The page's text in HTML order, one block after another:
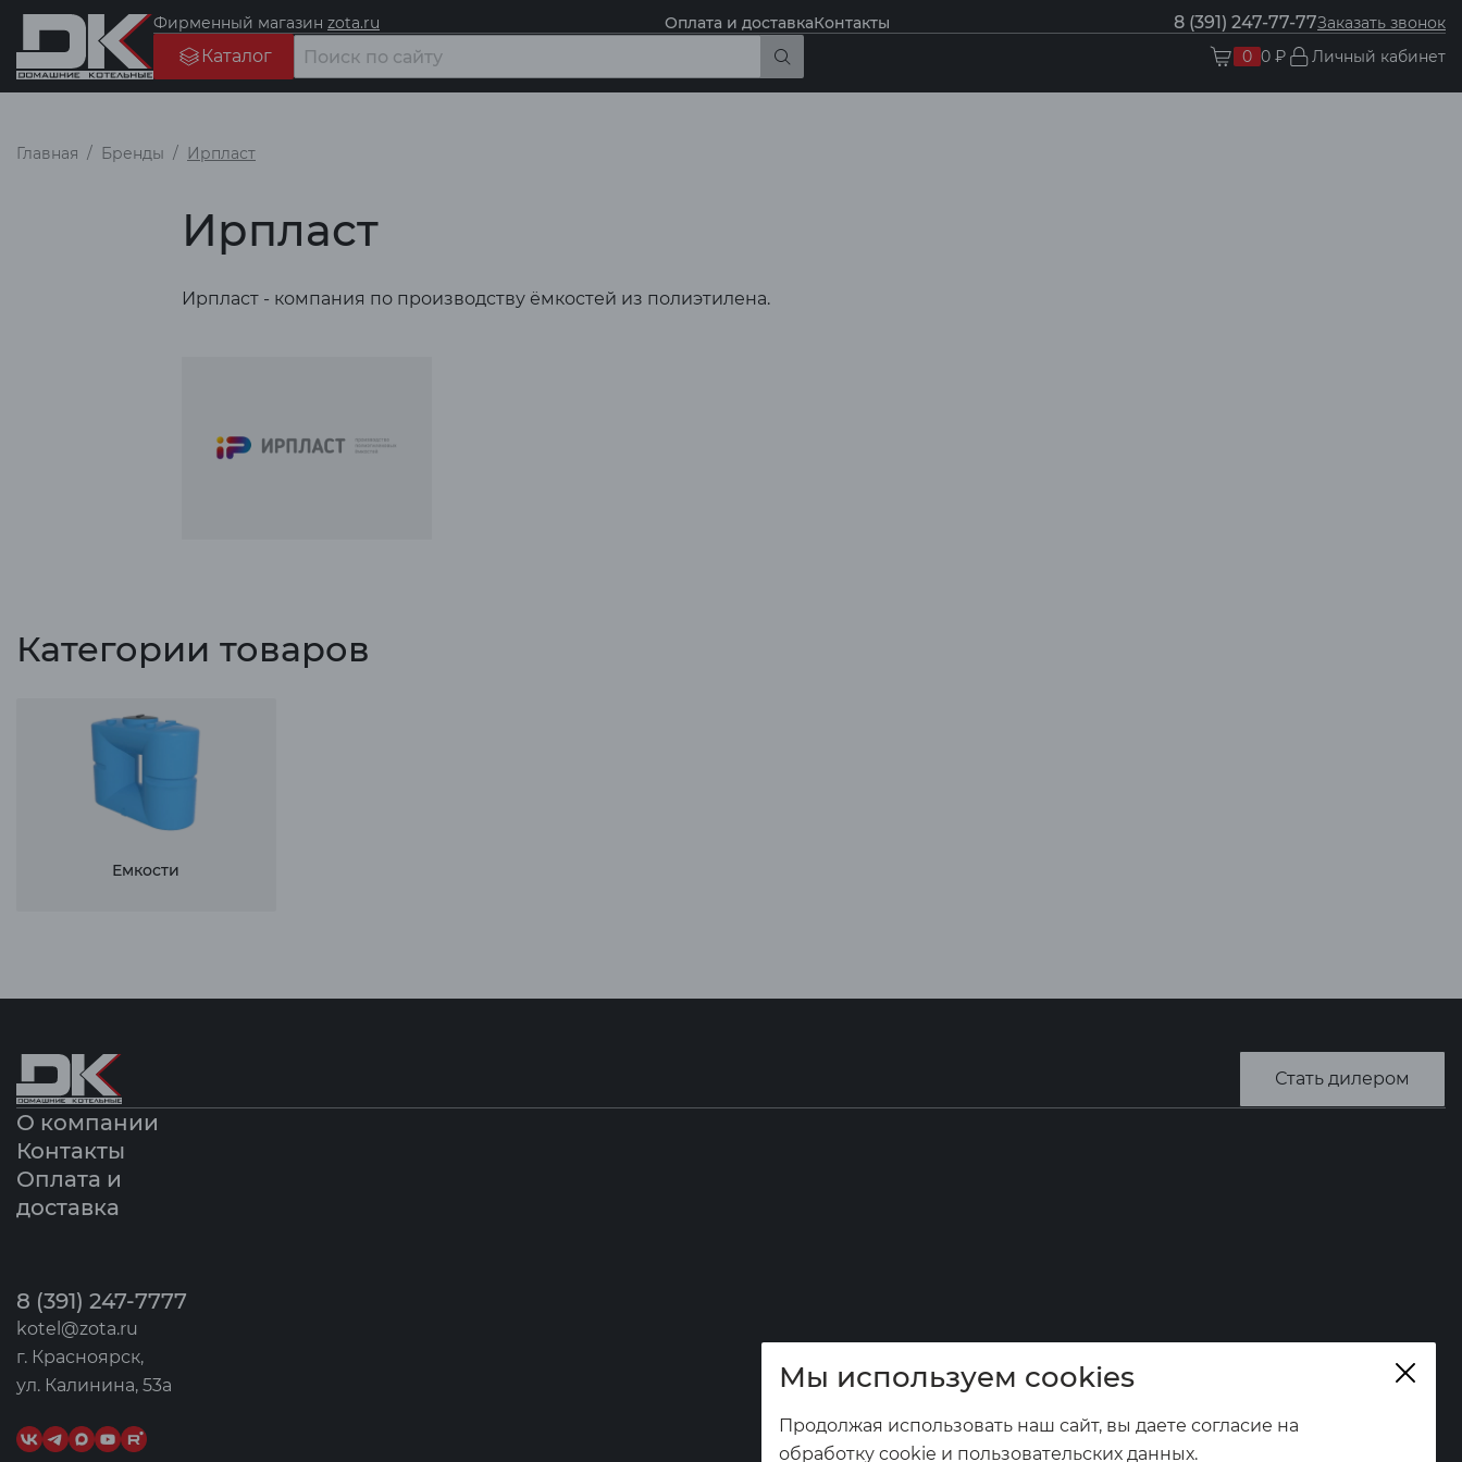
Фирменный магазин zota.ru Оплата и доставкаКонтакты 8 (391) 247-77-77Заказать звонок
Каталог 0 0 ₽ Личный кабинет
Главная Бренды Ирпласт
Ирпласт
Ирпласт - компания по производству ёмкостей из полиэтилена.
Категории товаров
Емкости
Стать дилером
О компании
Контакты
Оплата и
доставка
8 (391) 247-7777
kotel@zota.ru
г. Красноярск,
ул. Калинина, 53а
Мы используем cookies
Продолжая использовать наш сайт, вы даете согласие на
обработку cookie и пользовательских данных.